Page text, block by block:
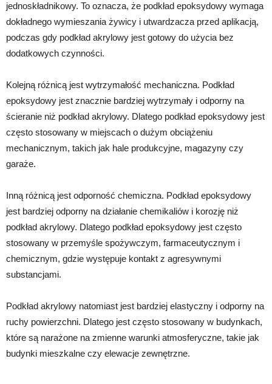
jednoskładnikowy. To oznacza, że podkład epoksydowy wymaga
dokładnego wymieszania żywicy i utwardzacza przed aplikacją,
podczas gdy podkład akrylowy jest gotowy do użycia bez
dodatkowych czynności.
Kolejną różnicą jest wytrzymałość mechaniczna. Podkład
epoksydowy jest znacznie bardziej wytrzymały i odporny na
ścieranie niż podkład akrylowy. Dlatego podkład epoksydowy jest
często stosowany w miejscach o dużym obciążeniu
mechanicznym, takich jak hale produkcyjne, magazyny czy
garaże.
Inną różnicą jest odporność chemiczna. Podkład epoksydowy
jest bardziej odporny na działanie chemikaliów i korozję niż
podkład akrylowy. Dlatego podkład epoksydowy jest często
stosowany w przemyśle spożywczym, farmaceutycznym i
chemicznym, gdzie występuje kontakt z agresywnymi
substancjami.
Podkład akrylowy natomiast jest bardziej elastyczny i odporny na
ruchy powierzchni. Dlatego jest często stosowany w budynkach,
które są narażone na zmienne warunki atmosferyczne, takie jak
budynki mieszkalne czy elewacje zewnętrzne.